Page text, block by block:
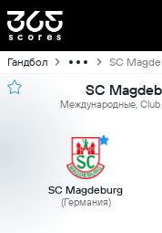
Гандбол SC
SC
Международные,
SC Magdeburg
(Германия)